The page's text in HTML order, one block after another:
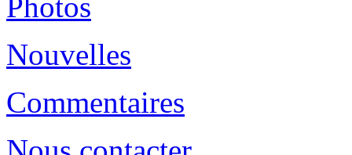
Nouvelles
Commentaires